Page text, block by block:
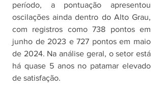
período, a pontuação apresentou
oscilações ainda dentro do Alto Grau,
com registros como 738 pontos em
junho de 2023 e 727 pontos em maio
de 2024. Na análise geral, o setor está
há quase 5 anos no patamar elevado
de satisfação.